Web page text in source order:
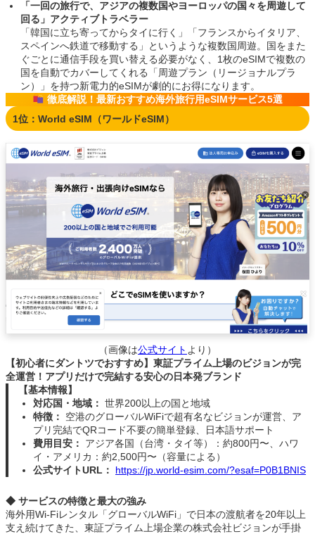
「一回の旅行で、アジアの複数国やヨーロッパの国々を周遊して
回る」アクティブトラベラー
「韓国に立ち寄ってからタイに行く」「フランスからイタリア、
スペインへ鉄道で移動する」というような複数国周遊。国をまた
ぐごとに通信手段を買い替える必要がなく、1枚のeSIMで複数の
国を自動でカバーしてくれる「周遊プラン（リージョナルプラ
ン）」を持つ新電力的eSIMが劇的にお得になります。
徹底解説！最新おすすめ海外旅行用eSIMサービス5選
1位：World eSIM（ワールドeSIM）
（画像は公式サイト より）
【初心者にダントツでおすすめ】東証プライム上場のビジョンが完
全運営！アプリだけで完結する安心の日本発ブランド
【基本情報】
対応国・地域： 世界200以上の国と地域
特徴：
空港のグローバルWiFiで超有名なビジョンが運営、ア
プリ完結でQRコード不要の簡単登録、日本語サポート
費用目安：
アジア各国（台湾・タイ等）：約800円〜、ハワ
イ・アメリカ：約2,500円〜（容量による）
公式サイトURL：
https://jp.world-esim.com/?esaf=P0B1BNIS
◆ サービスの特徴と最大の強み
海外用Wi-Fiレンタル「グローバルWiFi」で日本の渡航者を20年以上
支え続けてきた、東証プライム上場企業の株式会社ビジョンが手掛